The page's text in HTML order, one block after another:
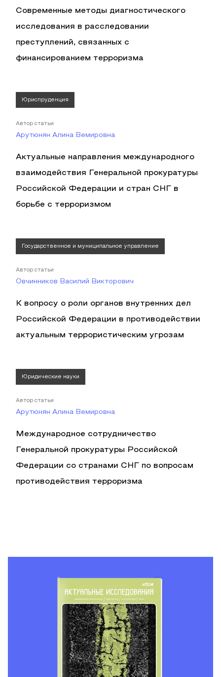
Современные методы диагностического
исследования в расследовании
преступлений, связанных с
финансированием терроризма
Юриспруденция
Автор статьи
Арутюнян Алина Вемировна
Актуальные направления международного
взаимодействия Генеральной прокуратуры
Российской Федерации и стран СНГ в
борьбе с терроризмом
Государственное и муниципальное управление
Автор статьи
Овчинников Василий Викторович
К вопросу о роли органов внутренних дел
Российской Федерации в противодействии
актуальным террористическим угрозам
Юридические науки
Автор статьи
Арутюнян Алина Вемировна
Международное сотрудничество
Генеральной прокуратуры Российской
Федерации со странами СНГ по вопросам
противодействия терроризма